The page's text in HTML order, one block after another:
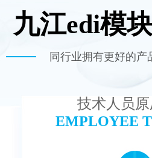
TC100 EDI设备
查看详情
九江edi模
同行业拥有更好的产
技术人员原
EMPLOYEE